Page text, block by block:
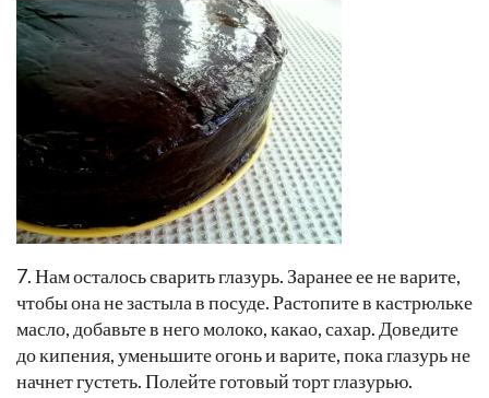
6. Готовые коржи остудите на решетке. Выложите корж
на блюдо, смажьте его обильно кремом, а затем
закройте вторым коржом.